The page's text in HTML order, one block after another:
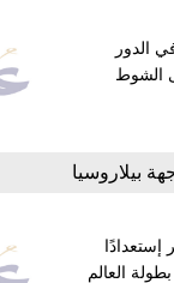
الدور
على الشوط
بيلاروسيا
إستعدادًا
العالم